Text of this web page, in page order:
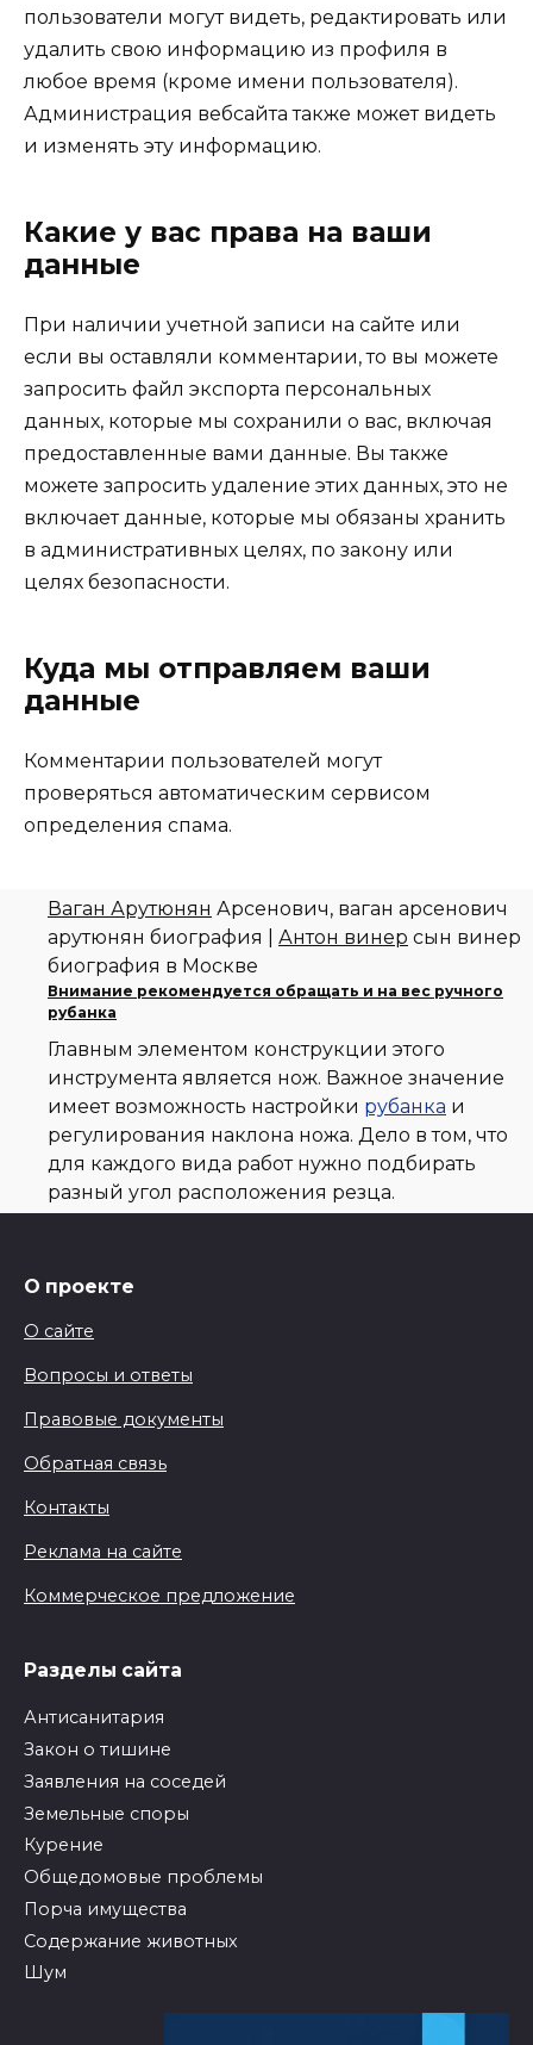
пользователи могут видеть, редактировать или
удалить свою информацию из профиля в
любое время (кроме имени пользователя).
Администрация вебсайта также может видеть
и изменять эту информацию.
Какие у вас права на ваши
данные
При наличии учетной записи на сайте или
если вы оставляли комментарии, то вы можете
запросить файл экспорта персональных
данных, которые мы сохранили о вас, включая
предоставленные вами данные. Вы также
можете запросить удаление этих данных, это не
включает данные, которые мы обязаны хранить
в административных целях, по закону или
целях безопасности.
Куда мы отправляем ваши
данные
Комментарии пользователей могут
проверяться автоматическим сервисом
определения спама.
Ваган Арутюнян Арсенович, ваган арсенович
арутюнян биография | Антон винер сын винер
биография в Москве
Внимание рекомендуется обращать и на вес ручного
рубанка
Главным элементом конструкции этого
инструмента является нож. Важное значение
имеет возможность настройки рубанка и
регулирования наклона ножа. Дело в том, что
для каждого вида работ нужно подбирать
разный угол расположения резца.
О проекте
О сайте
Вопросы и ответы
Правовые документы
Обратная связь
Контакты
Реклама на сайте
Коммерческое предложение
Разделы сайта
Антисанитария
Закон о тишине
Заявления на соседей
Земельные споры
Курение
Общедомовые проблемы
Порча имущества
Содержание животных
Шум